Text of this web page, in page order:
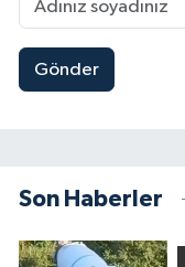
Gönder
Son Haberler